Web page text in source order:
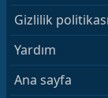
Gizlilik politikası
Yardım
Ana sayfa